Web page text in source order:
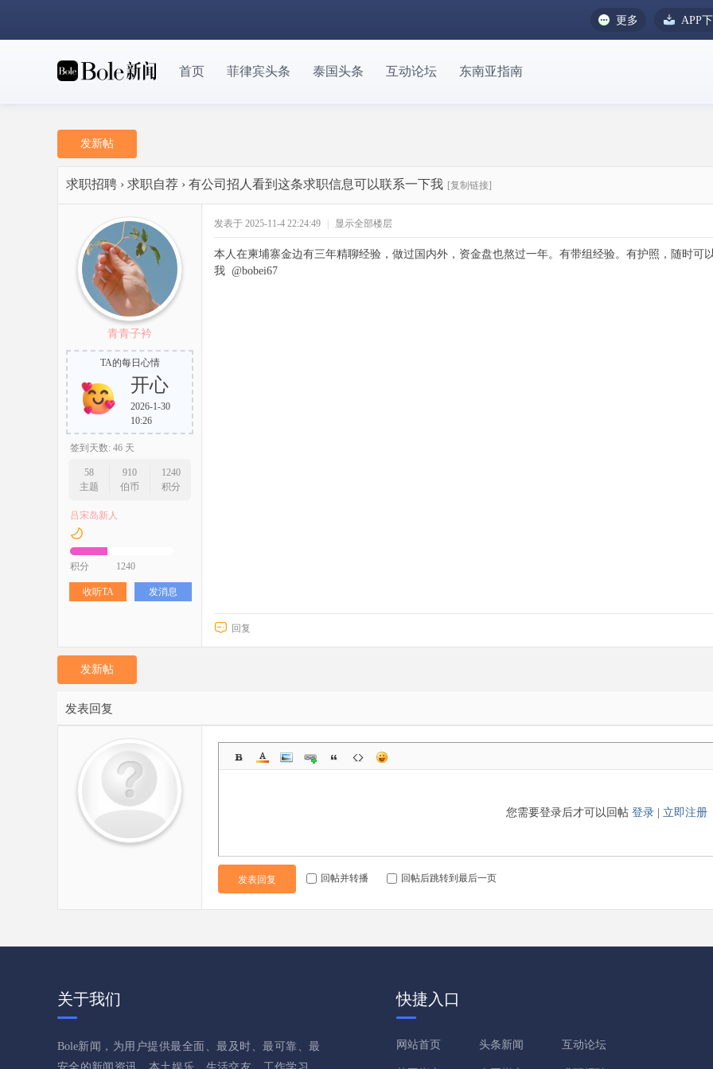
更多 APP
首页 菲律宾头条 泰国头条 互动论坛 东南亚指南
发新帖
求职招聘 › 求职自荐 › 有公司招人看到这条求职信息可以联系一下我 [复制链接]
青青子衿
TA的每日心情
开心
2026-1-30
10:26
签到天数: 46 天
58
主题
910
伯币
1240
积分
吕宋岛新人
积分 1240
收听TA 发消息
发表于 2025-11-4 22:24:49 显示全部楼层
本人在柬埔寨金边有三年精聊经验，做过国内外，资金盘也熬过一年。有带组经验。有护照，随时可
我 @bobei67
回复
发新帖
发表回复
您需要登录后才可以回帖 登录 立即注册
发表回复 回帖并转播 回帖后跳转到最后一页
关于我们
Bole新闻，为用户提供最全面、最及时、最可靠、最
快捷入口
网站首页 头条新闻 互动论坛